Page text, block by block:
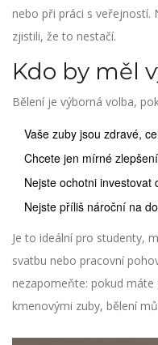
nebo při práci s veřejností.
zjistili, že to nestačí.
Kdo by měl
Bělení je výborná volba,
Vaše zuby jsou zdravé,
Chcete jen mírné
Nejste ochotni investovat
Nejste příliš nároční na
Je to ideální pro studenty,
svatbu nebo pracovní
nezapomeňte: pokud
kmenovými zuby, bělení